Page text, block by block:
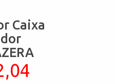
Caixa